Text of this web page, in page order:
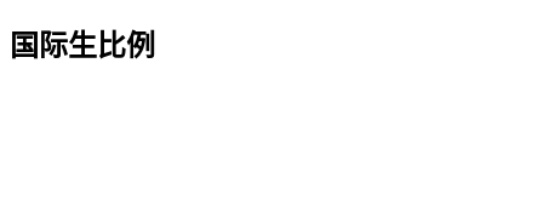
国际生比例